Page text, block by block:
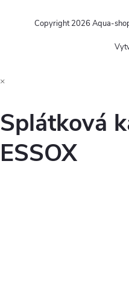
Copyright 2026 Aqua-
×
Splátková
ESSOX